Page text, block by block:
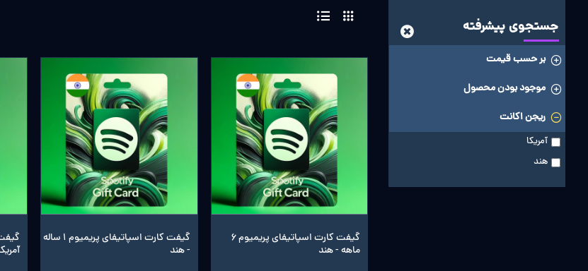
جستجوی پیشرفته
بر حسب قیمت
ریجن اکانت
آمریکا
هند
موجود بودن محصول
گیفت کارت اسپاتیفای پریمیوم 6
ماهه - هند
گیفت کارت اسپاتیفای پریمیوم 1 ساله
- هند